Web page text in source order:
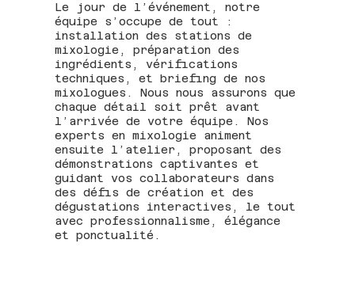
Le jour de l’événement, notre
équipe s’occupe de tout :
installation des stations de
mixologie, préparation des
ingrédients, vérifications
techniques, et briefing de nos
mixologues. Nous nous assurons que
chaque détail soit prêt avant
l’arrivée de votre équipe. Nos
experts en mixologie animent
ensuite l’atelier, proposant des
démonstrations captivantes et
guidant vos collaborateurs dans
des défis de création et des
dégustations interactives, le tout
avec professionnalisme, élégance
et ponctualité.